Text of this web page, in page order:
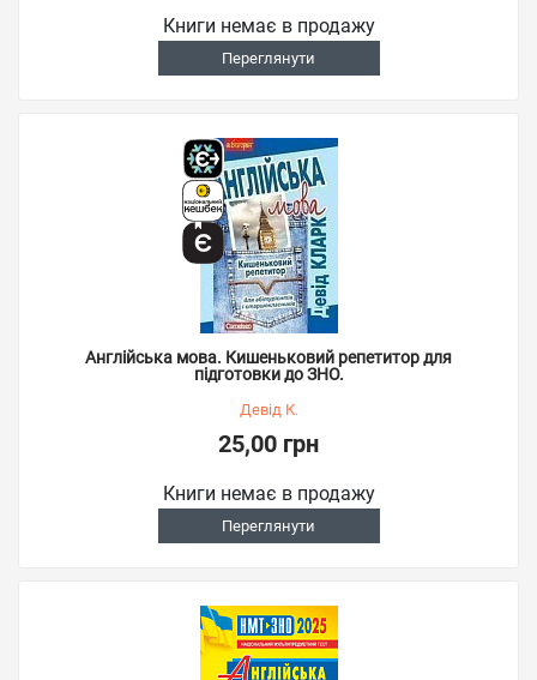
Книги немає в продажу
Переглянути
Англійська мова. Кишеньковий репетитор для
підготовки до ЗНО.
Девід К.
25,00 грн
Книги немає в продажу
Переглянути